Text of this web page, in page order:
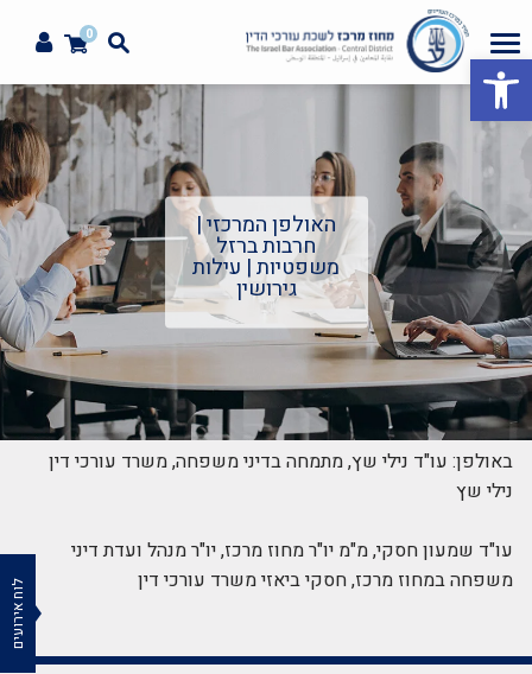
פתח סרגל נגישות
0
האולפן המרכזי |
חרבות ברזל
משפטיות | עילות
גירושין
באולפן: עו"ד נילי שץ, מתמחה בדיני משפחה, משרד עורכי דין
נילי שץ
עו"ד שמעון חסקי, מ"מ יו"ר מחוז מרכז, יו"ר מנהל ועדת דיני
משפחה במחוז מרכז, חסקי ביאזי משרד עורכי דין
לוח אירועים